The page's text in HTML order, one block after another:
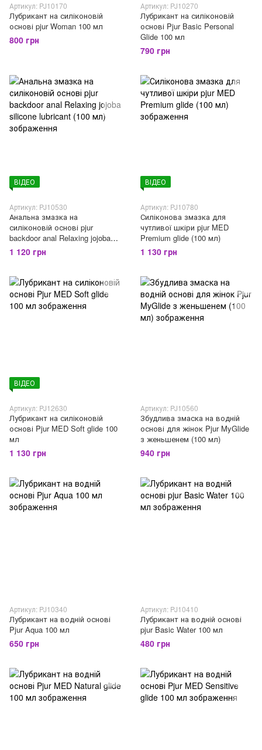
Артикул: PJ10170
Лубрикант на силіконовій
основі pjur Woman 100 мл
800 грн
Артикул: PJ10270
Лубрикант на силіконовій
основі Pjur Basic Personal
Glide 100 мл
790 грн
ВІДЕО
Артикул: PJ10530
Анальна змазка на
силіконовій основі pjur
backdoor anal Relaxing jojoba
silicone lubricant (100 мл)
1 120 грн
ВІДЕО
Артикул: PJ10780
Силіконова змазка для
чутливої ​​шкіри pjur MED
Premium glide (100 мл)
1 130 грн
ВІДЕО
Артикул: PJ12630
Лубрикант на силіконовій
основі Pjur MED Soft glide 100
мл
1 130 грн
Артикул: PJ10560
Збудлива змаска на водній
основі для жінок Pjur MyGlide
з женьшенем (100 мл)
940 грн
Артикул: PJ10340
Лубрикант на водній основі
Pjur Aqua 100 мл
650 грн
Артикул: PJ10410
Лубрикант на водній основі
pjur Basic Water 100 мл
480 грн